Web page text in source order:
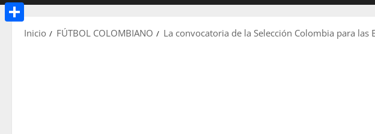
Inicio FÚTBOL COLOMBIANO La convocatoria de la Selección Colombia para
X
Compartir